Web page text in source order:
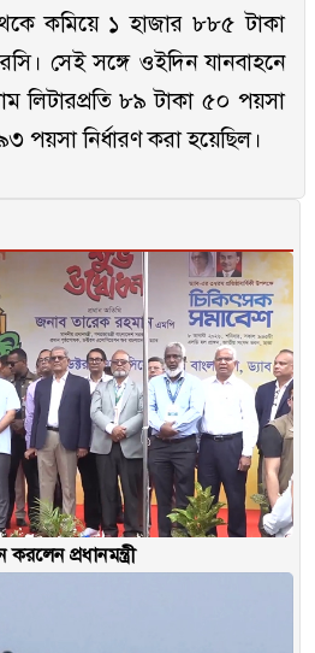
কমিয়ে ১ হাজার ৮৮৫ টাকা
সেই সঙ্গে ওইদিন যানবাহনে
লিটারপ্রতি ৮৯ টাকা ৫০ পয়সা
পয়সা নির্ধারণ করা হয়েছিল।
প্রধানমন্ত্রী